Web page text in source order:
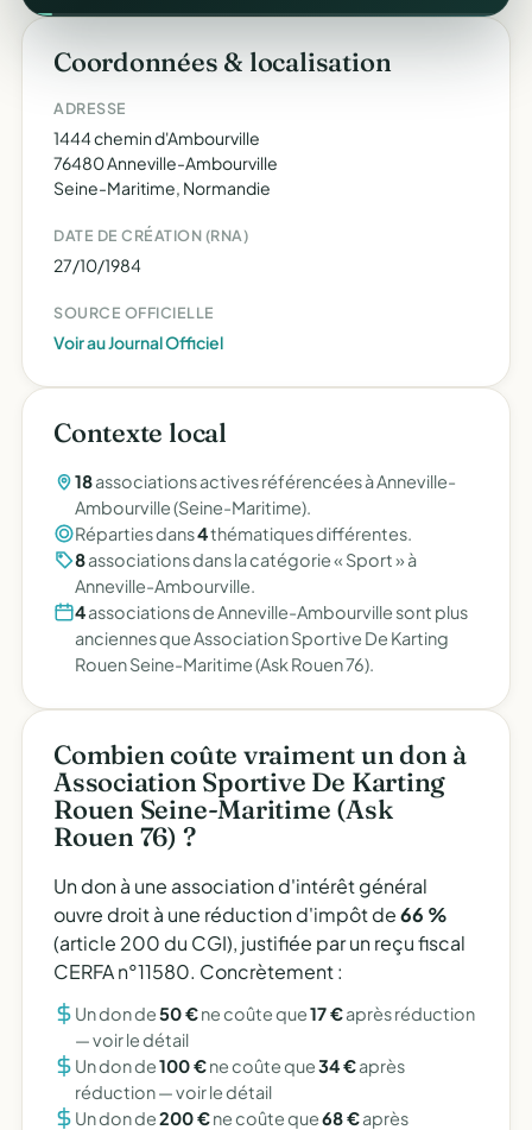
Coordonnées & localisation
ADRESSE
1444 chemin d'Ambourville
76480 Anneville-Ambourville
Seine-Maritime, Normandie
DATE DE CRÉATION (RNA)
27/10/1984
SOURCE OFFICIELLE
Voir au Journal Officiel
Contexte local
18associations actives référencées à Anneville-
Ambourville (Seine-Maritime).
Réparties dans4thématiques différentes.
8associations dans la catégorie « Sport » à
Anneville-Ambourville.
4associations de Anneville-Ambourville sont plus
anciennes que Association Sportive De Karting
Rouen Seine-Maritime (Ask Rouen 76).
Combien coûte vraiment un don à
Association Sportive De Karting
Rouen Seine-Maritime (Ask
Rouen 76) ?
Un don à une association d'intérêt général
ouvre droit à une réduction d'impôt de66 %
(article 200 du CGI), justifiée par un reçu fiscal
CERFA n°11580. Concrètement :
Un don de50 €ne coûte que17 €après réduction
—voir le détail
Un don de100 €ne coûte que34 €après
réduction —voir le détail
Un don de200 €ne coûte que68 €après